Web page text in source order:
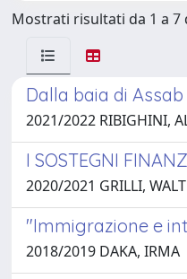
Mostrati risultati da 1 a 7
Dalla baia di
2021/2022 RIBIGHINI,
I SOSTEGNI
2020/2021 GRILLI,
"Immigrazione e
2018/2019 DAKA, IRMA